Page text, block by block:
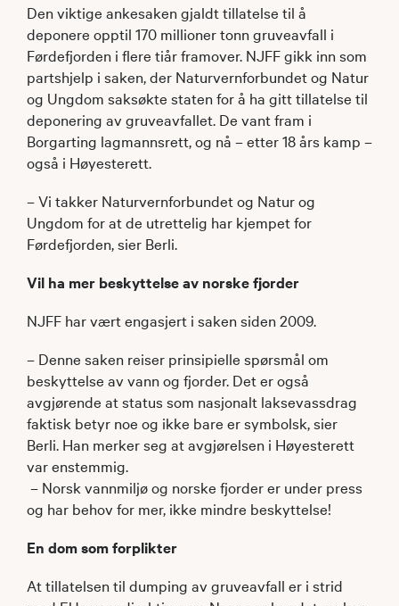
Den viktige ankesaken gjaldt tillatelse til å
deponere opptil 170 millioner tonn gruveavfall i
Førdefjorden i flere tiår framover. NJFF gikk inn som
partshjelp i saken, der Naturvernforbundet og Natur
og Ungdom saksøkte staten for å ha gitt tillatelse til
deponering av gruveavfallet. De vant fram i
Borgarting lagmannsrett, og nå – etter 18 års kamp –
også i Høyesterett.
– Vi takker Naturvernforbundet og Natur og
Ungdom for at de utrettelig har kjempet for
Førdefjorden, sier Berli.
Vil ha mer beskyttelse av norske fjorder
NJFF har vært engasjert i saken siden 2009.
– Denne saken reiser prinsipielle spørsmål om
beskyttelse av vann og fjorder. Det er også
avgjørende at status som nasjonalt laksevassdrag
faktisk betyr noe og ikke bare er symbolsk, sier
Berli. Han merker seg at avgjørelsen i Høyesterett
var enstemmig.
– Norsk vannmiljø og norske fjorder er under press
og har behov for mer, ikke mindre beskyttelse!
En dom som forplikter
At tillatelsen til dumping av gruveavfall er i strid